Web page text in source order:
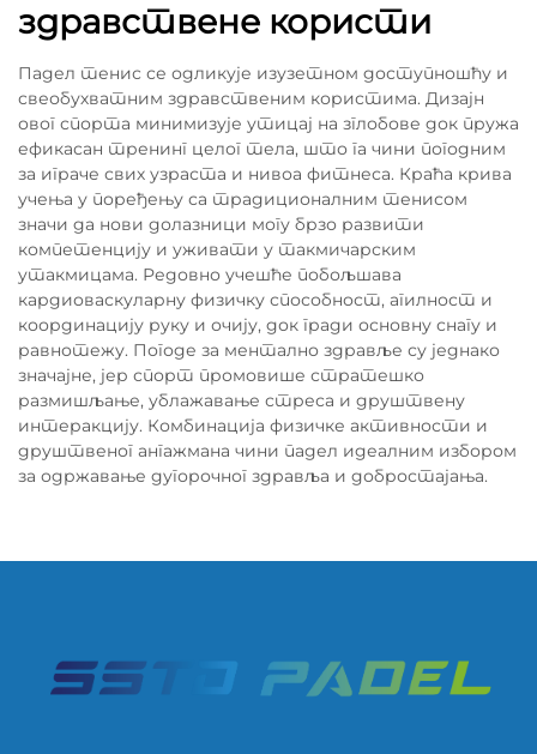
здравствене користи
Падел тенис се одликује изузетном доступношћу и
свеобухватним здравственим користима. Дизајн
овог спорта минимизује утицај на зглобове док пружа
ефикасан тренинг целог тела, што га чини погодним
за играче свих узраста и нивоа фитнеса. Краћа крива
учења у поређењу са традиционалним тенисом
значи да нови долазници могу брзо развити
компетенцију и уживати у такмичарским
утакмицама. Редовно учешће побољшава
кардиоваскуларну физичку способност, агилност и
координацију руку и очију, док гради основну снагу и
равнотежу. Погоде за ментално здравље су једнако
значајне, јер спорт промовише стратешко
размишљање, ублажавање стреса и друштвену
интеракцију. Комбинација физичке активности и
друштвеног ангажмана чини падел идеалним избором
за одржавање дугорочног здравља и добростајања.